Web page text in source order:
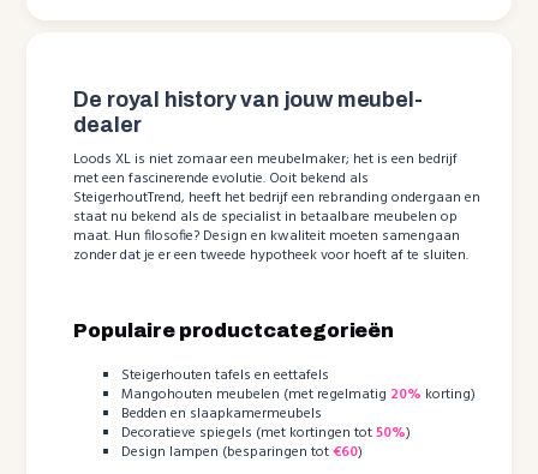
De royal history van jouw meubel-
dealer
Loods XL is niet zomaar een meubelmaker; het is een bedrijf
met een fascinerende evolutie. Ooit bekend als
SteigerhoutTrend, heeft het bedrijf een rebranding ondergaan en
staat nu bekend als de specialist in betaalbare meubelen op
maat. Hun filosofie? Design en kwaliteit moeten samengaan
zonder dat je er een tweede hypotheek voor hoeft af te sluiten.
Populaire productcategorieën
Steigerhouten tafels en eettafels
Mangohouten meubelen (met regelmatig 20% korting)
Bedden en slaapkamermeubels
Decoratieve spiegels (met kortingen tot50%)
Design lampen (besparingen tot€60)